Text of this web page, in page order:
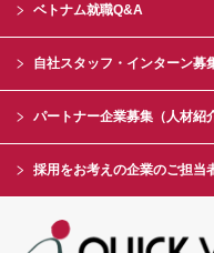
ベトナム就職Q&A
自社スタッフ・インターン募
パートナー企業募集（人材紹
採用をお考えの企業のご担当